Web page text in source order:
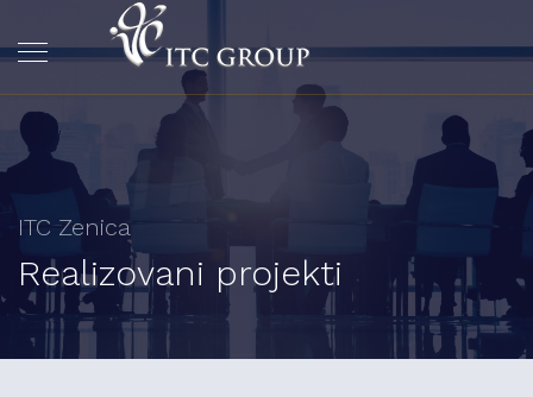
ITC Zenica
Realizovani projekti